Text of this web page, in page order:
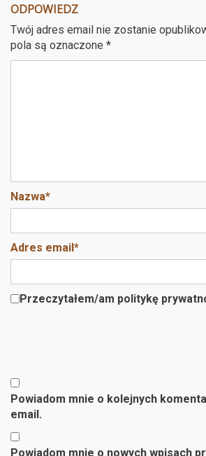
ODPOWIEDZ
Twój adres email nie zostanie
pola są oznaczone *
Nazwa*
Adres email*
Przeczytałem/am politykę
Powiadom mnie o kolejnych
email.
Powiadom mnie o nowych wpisach